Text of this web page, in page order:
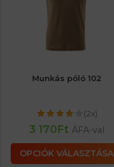
Munkás póló 102
(2x)
3 170Ft ÁFA-val
OPCIÓK VÁLASZTÁSA